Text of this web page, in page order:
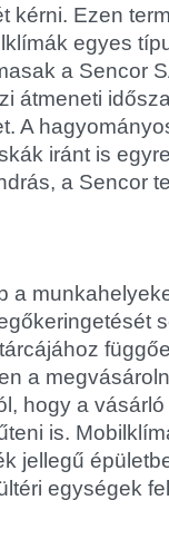
kérni. Ezen
egyes
a Sencor
átmeneti
A
iránt is
a Sencor
a
a
hogy a
is.
jellegű
egységek